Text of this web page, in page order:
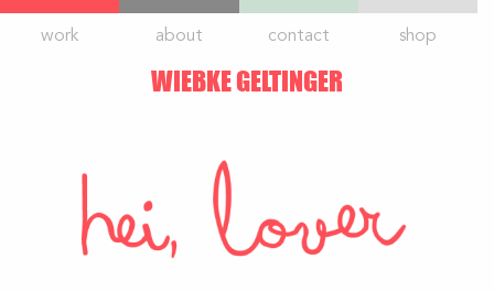
Skip
WIEBKE GELTINGER
work about contact shop